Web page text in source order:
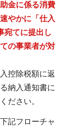
金に係る消費
やかに「仕入
宛てに提出し
の事業者が対
控除税額に返
納入通知書に
ださい。
記フローチャ